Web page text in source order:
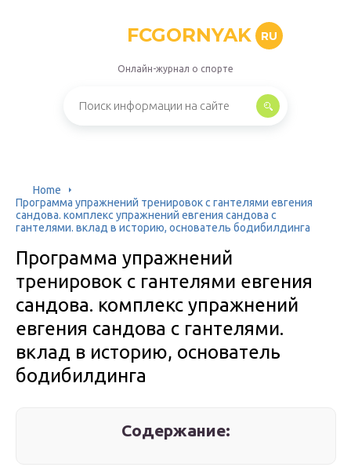
FCGORNYAK RU
Онлайн-журнал о спорте
Home
Программа упражнений тренировок с гантелями евгения
сандова. комплекс упражнений евгения сандова с
гантелями. вклад в историю, основатель бодибилдинга
Программа упражнений
тренировок с гантелями евгения
сандова. комплекс упражнений
евгения сандова с гантелями.
вклад в историю, основатель
бодибилдинга
Содержание: